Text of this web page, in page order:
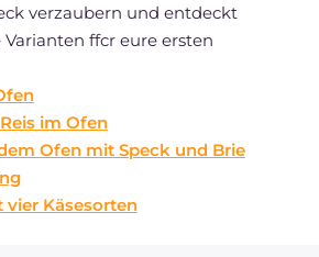
verzaubern und entdeckt
ffcr eure ersten
im Ofen
Ofen mit Speck und Brie
vier Käsesorten